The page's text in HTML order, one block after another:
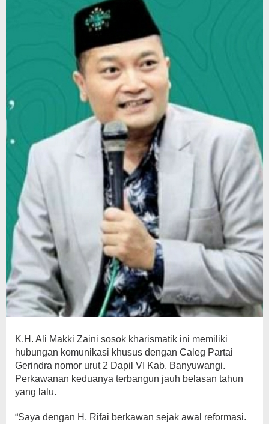
K.H. Ali Makki Zaini sosok kharismatik ini memiliki
hubungan komunikasi khusus dengan Caleg Partai
Gerindra nomor urut 2 Dapil VI Kab. Banyuwangi.
Perkawanan keduanya terbangun jauh belasan tahun
yang lalu.
“Saya dengan H. Rifai berkawan sejak awal reformasi.